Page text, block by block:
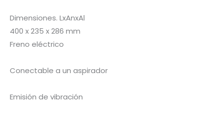
Dimensiones. LxAnxAl
400 x 235 x 286 mm
Freno eléctrico
Conectable a un aspirador
Emisión de vibración